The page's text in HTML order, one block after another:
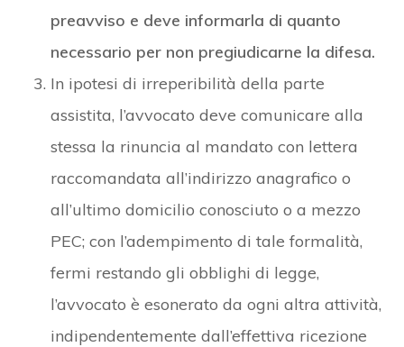
preavviso e deve informarla di quanto
necessario per non pregiudicarne la difesa.
In ipotesi di irreperibilità della parte
assistita, l’avvocato deve comunicare alla
stessa la rinuncia al mandato con lettera
raccomandata all’indirizzo anagrafico o
all’ultimo domicilio conosciuto o a mezzo
PEC; con l’adempimento di tale formalità,
fermi restando gli obblighi di legge,
l’avvocato è esonerato da ogni altra attività,
indipendentemente dall’effettiva ricezione